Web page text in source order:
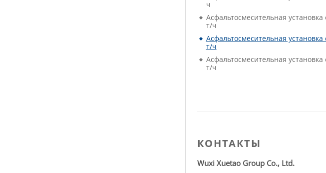
ч
Асфальтосмесительная
т/ч
Асфальтосмесительная
т/ч
Асфальтосмесительная
т/ч
КОНТАКТЫ
Wuxi Xuetao Group Co., Ltd.